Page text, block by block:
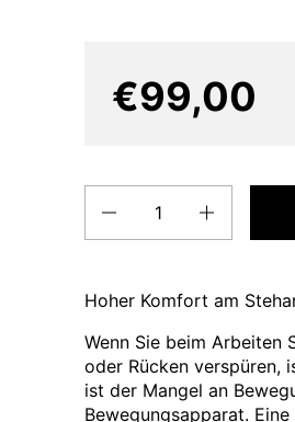
€99,00
Hoher Komfort am
Wenn Sie beim Arbeiten
oder Rücken verspüren,
ist der Mangel an
Bewegungsapparat.